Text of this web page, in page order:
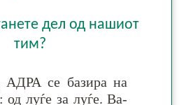
дел од нашиот
тим?
АДРА се ба­зи­ра на
од луѓе за луѓе. Ва­